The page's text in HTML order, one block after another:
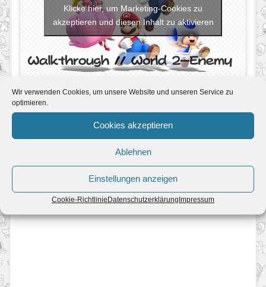
Wir verwenden Cookies, um unsere Website und unseren Service zu
optimieren.
Cookies akzeptieren
Ablehnen
Einstellungen anzeigen
Cookie-RichtlinieDatenschutzerklärungImpressum
Klicke hier, um Marketing-Cookies zu
akzeptieren und diesen Inhalt zu aktivieren
Grünstern 1:
Welt 2-Box:
Hau sie weg im Rätselhaus!